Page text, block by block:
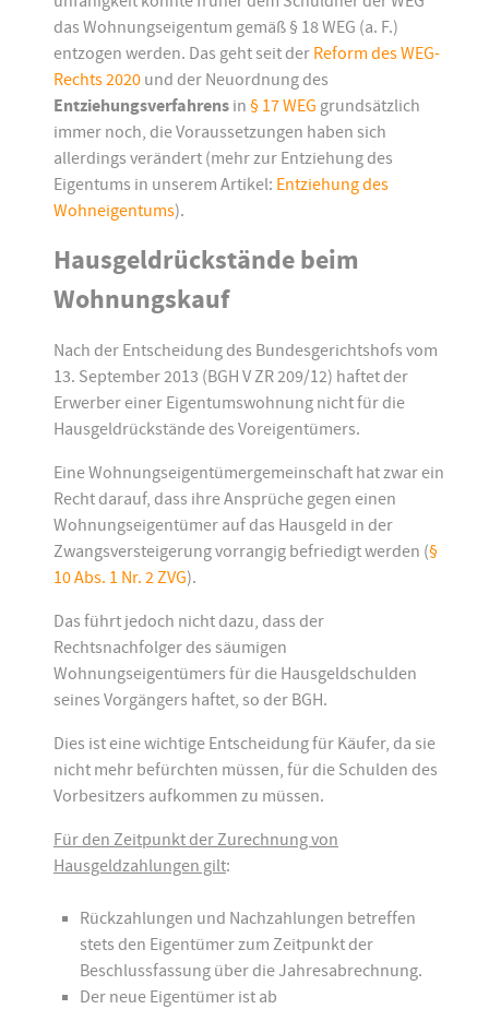
das Wohnungseigentum gemäß § 18 WEG (a. F.)
entzogen werden. Das geht seit der Reform des WEG-
Rechts 2020 und der Neuordnung des
Entziehungsverfahrens in § 17 WEG grundsätzlich
immer noch, die Voraussetzungen haben sich
allerdings verändert (mehr zur Entziehung des
Eigentums in unserem Artikel: Entziehung des
Wohneigentums).
Hausgeldrückstände beim
Wohnungskauf
Nach der Entscheidung des Bundesgerichtshofs vom
13. September 2013 (BGH V ZR 209/12) haftet der
Erwerber einer Eigentumswohnung nicht für die
Hausgeldrückstände des Voreigentümers.
Eine Wohnungseigentümergemeinschaft hat zwar ein
Recht darauf, dass ihre Ansprüche gegen einen
Wohnungseigentümer auf das Hausgeld in der
Zwangsversteigerung vorrangig befriedigt werden (§
10 Abs. 1 Nr. 2 ZVG).
Das führt jedoch nicht dazu, dass der
Rechtsnachfolger des säumigen
Wohnungseigentümers für die Hausgeldschulden
seines Vorgängers haftet, so der BGH.
Dies ist eine wichtige Entscheidung für Käufer, da sie
nicht mehr befürchten müssen, für die Schulden des
Vorbesitzers aufkommen zu müssen.
Für den Zeitpunkt der Zurechnung von
Hausgeldzahlungen gilt:
Rückzahlungen und Nachzahlungen betreffen
stets den Eigentümer zum Zeitpunkt der
Beschlussfassung über die Jahresabrechnung.
Der neue Eigentümer ist ab